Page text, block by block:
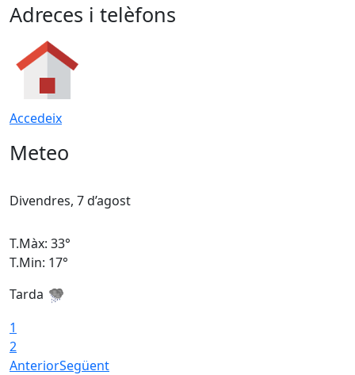
Adreces i telèfons
Accedeix
Meteo
Divendres, 7 d’agost
T.Màx: 33°
T.Min: 17°
Tarda
1
2
AnteriorSegüent